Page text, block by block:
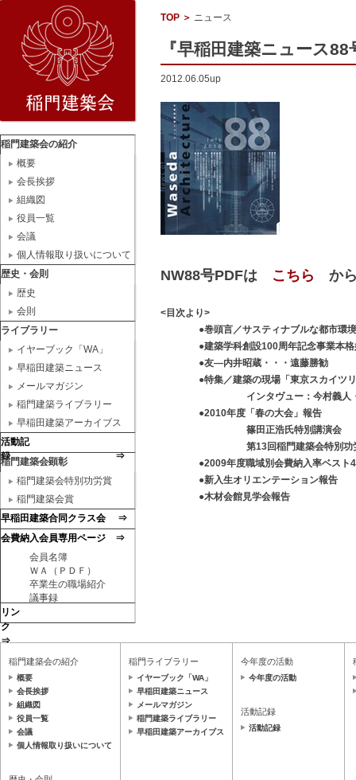
稲門建築会の紹介
概要
会長挨拶
組織図
役員一覧
会議
個人情報取り扱いについて
歴史・会則
歴史
会則
ライブラリー
イヤーブック「WA」
早稲田建築ニュース
メールマガジン
稲門建築ライブラリー
早稲田建築アーカイブス
活動記
録 ⇒
稲門建築会顕彰
稲門建築会特別功労賞
稲門建築会賞
早稲田建築合同クラス会 ⇒
会費納入会員専用ページ ⇒
会員名簿
ＷＡ（ＰＤＦ）
卒業生の職場紹介
議事録
リン
ク
⇒
TOP ＞ ニュース
『早稲田建築ニュース
2012.06.05up
NW88号PDFは こちら から
<目次より>
●巻頭言／サスティナブルな都市環境・
●建築学科創設100周年記念事業本格
●友―内井昭蔵・・・遠藤勝勧
●特集／建築の現場「東京スカイツリ
インタヴュー：今村義人・亀井
●2010年度「春の大会」報告
篠田正浩氏特別講演会
第13回稲門建築会特別功労賞
●2009年度職域別会費納入率ベスト
●新入生オリエンテーション報告
●木材会館見学会報告
稲門建築会の紹介
概要
会長挨拶
組織図
役員一覧
会議
個人情報取り扱いについて
稲門ライブラリー
イヤーブック「WA」
早稲田建築ニュース
メールマガジン
稲門建築ライブラリー
早稲田建築アーカイブス
今年度の活動
今年度の活動
活動記録
活動記録